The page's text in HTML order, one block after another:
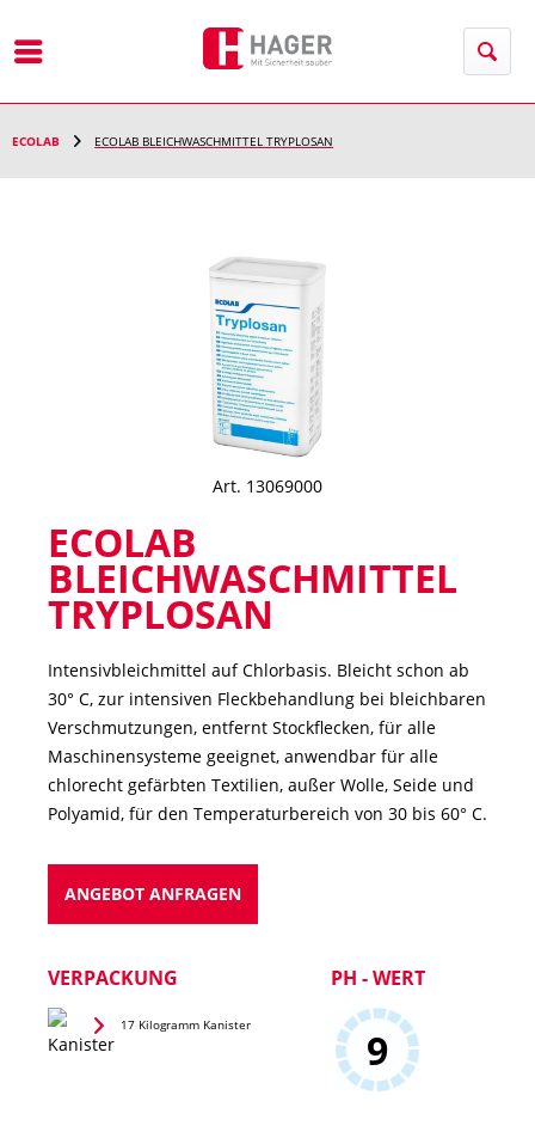
ECOLAB ECOLAB BLEICHWASCHMITTEL TRYPLOSAN
Art. 13069000
ECOLAB
BLEICHWASCHMITTEL
TRYPLOSAN
Intensivbleichmittel auf Chlorbasis. Bleicht schon ab
30° C, zur intensiven Fleckbehandlung bei bleichbaren
Verschmutzungen, entfernt Stockflecken, für alle
Maschinensysteme geeignet, anwendbar für alle
chlorecht gefärbten Textilien, außer Wolle, Seide und
Polyamid, für den Temperaturbereich von 30 bis 60° C.
ANGEBOT ANFRAGEN
VERPACKUNG
17 Kilogramm Kanister
PH - WERT
9